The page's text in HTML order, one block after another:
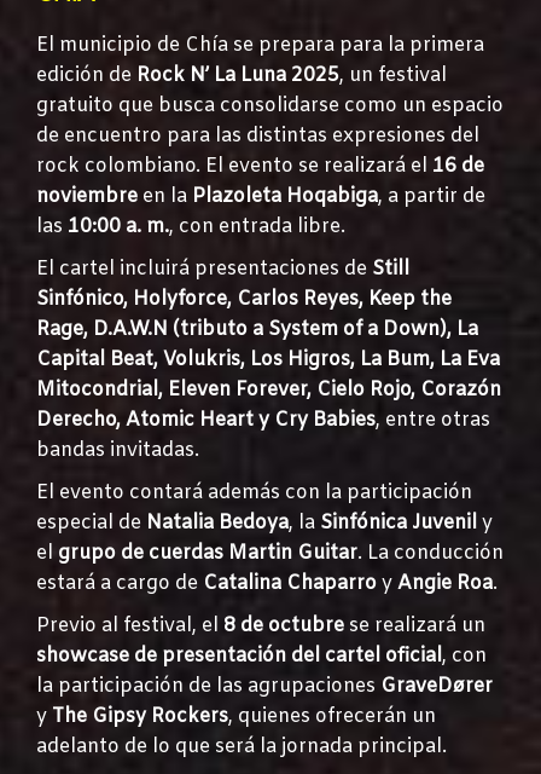
El municipio de Chía se prepara para la primera
edición de Rock N’ La Luna 2025, un festival
gratuito que busca consolidarse como un espacio
de encuentro para las distintas expresiones del
rock colombiano. El evento se realizará el 16 de
noviembre en la Plazoleta Hoqabiga, a partir de
las 10:00 a. m., con entrada libre.
El cartel incluirá presentaciones de Still
Sinfónico, Holyforce, Carlos Reyes, Keep the
Rage, D.A.W.N (tributo a System of a Down), La
Capital Beat, Volukris, Los Higros, La Bum, La Eva
Mitocondrial, Eleven Forever, Cielo Rojo, Corazón
Derecho, Atomic Heart y Cry Babies, entre otras
bandas invitadas.
El evento contará además con la participación
especial de Natalia Bedoya, la Sinfónica Juvenily
el grupo de cuerdas Martin Guitar. La conducción
estará a cargo de Catalina ChaparroyAngie Roa.
Previo al festival, el 8 de octubre se realizará un
showcase de presentación del cartel oficial, con
la participación de las agrupaciones GraveDører
y The Gipsy Rockers, quienes ofrecerán un
adelanto de lo que será la jornada principal.